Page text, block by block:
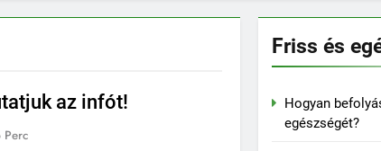
az infót!
Perc
Friss és
Hogyan
egészségét?